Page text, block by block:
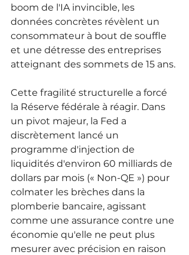
boom de l'IA invincible, les
données concrètes révèlent un
consommateur à bout de souffle
et une détresse des entreprises
atteignant des sommets de 15 ans.
Cette fragilité structurelle a forcé
la Réserve fédérale à réagir. Dans
un pivot majeur, la Fed a
discrètement lancé un
programme d'injection de
liquidités d'environ 60 milliards de
dollars par mois (« Non-QE ») pour
colmater les brèches dans la
plomberie bancaire, agissant
comme une assurance contre une
économie qu'elle ne peut plus
mesurer avec précision en raison